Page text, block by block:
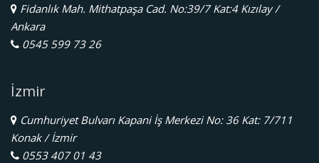
Fidanlık Mah. Mithatpaşa Cad. No:39/7 Kat:4 Kızılay /
Ankara
0545 599 73 26
İzmir
Cumhuriyet Bulvarı Kapani İş Merkezi No: 36 Kat: 7/711
Konak / İzmir
0553 407 01 43